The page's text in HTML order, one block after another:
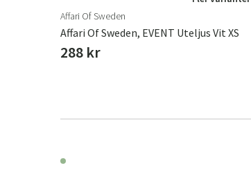
Affari Of Sweden
Affari Of Sweden, EVENT Uteljus Vit XS
288 kr